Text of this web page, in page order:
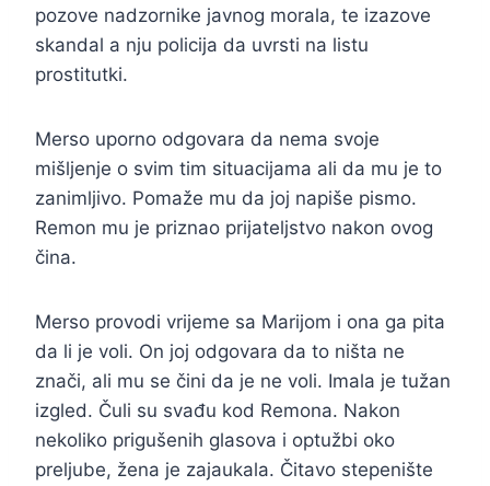
pozove nadzornike javnog morala, te izazove
skandal a nju policija da uvrsti na listu
prostitutki.
Merso uporno odgovara da nema svoje
mišljenje o svim tim situacijama ali da mu je to
zanimljivo. Pomaže mu da joj napiše pismo.
Remon mu je priznao prijateljstvo nakon ovog
čina.
Merso provodi vrijeme sa Marijom i ona ga pita
da li je voli. On joj odgovara da to ništa ne
znači, ali mu se čini da je ne voli. Imala je tužan
izgled. Čuli su svađu kod Remona. Nakon
nekoliko prigušenih glasova i optužbi oko
preljube, žena je zajaukala. Čitavo stepenište